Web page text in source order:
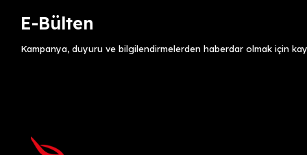
E-Bülten
Kampanya, duyuru ve bilgilendirmelerden haberdar olmak için